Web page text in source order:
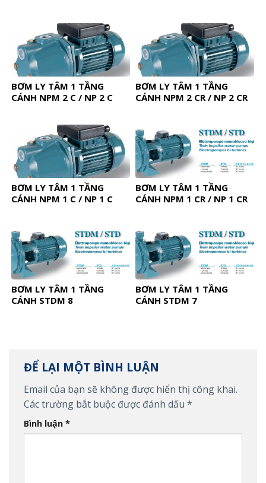
BƠM LY TÂM 1 TẦNG
CÁNH NPM 2 C / NP 2 C
BƠM LY TÂM 1 TẦNG
CÁNH NPM 2 CR / NP 2 CR
BƠM LY TÂM 1 TẦNG
CÁNH NPM 1 C / NP 1 C
BƠM LY TÂM 1 TẦNG
CÁNH NPM 1 CR / NP 1 CR
BƠM LY TÂM 1 TẦNG
CÁNH STDM 8
BƠM LY TÂM 1 TẦNG
CÁNH STDM 7
ĐỂ LẠI MỘT BÌNH LUẬN
Email của bạn sẽ không được hiển thị công khai.
Các trường bắt buộc được đánh dấu *
Bình luận *